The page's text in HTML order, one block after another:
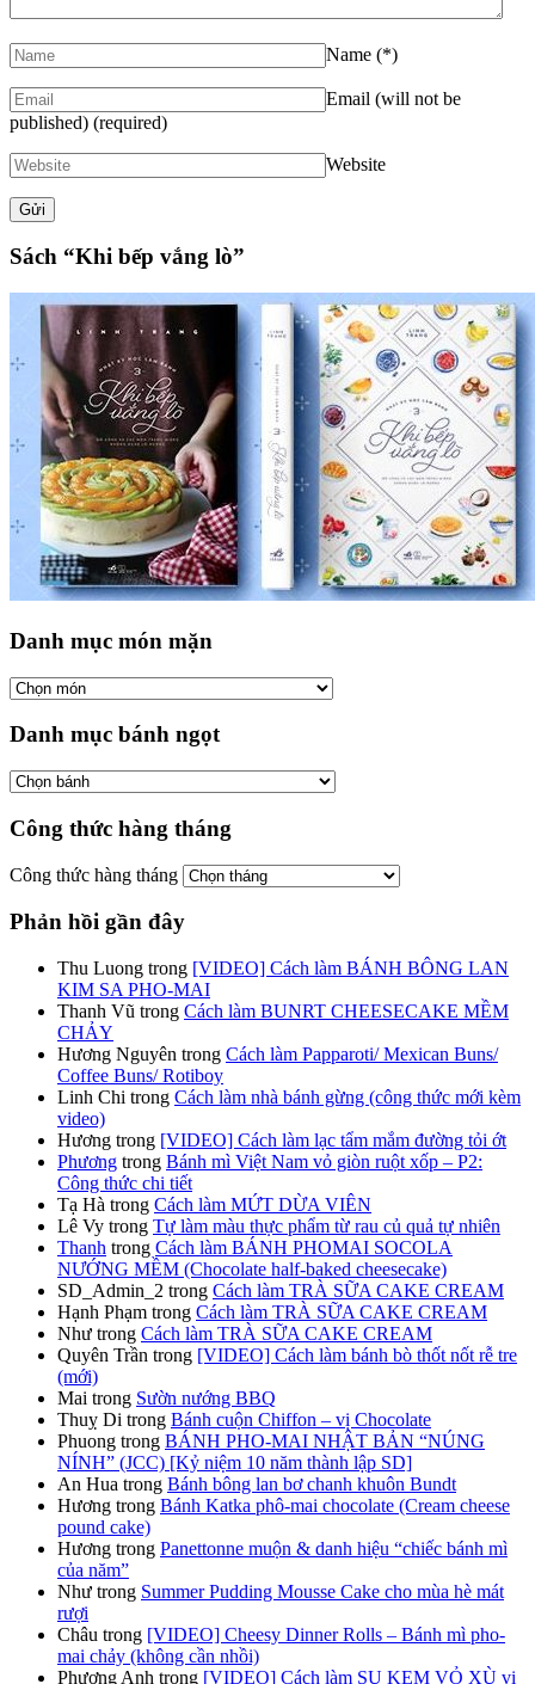
Name (*)
Email (will not be
published) (required)
Website
Sách “Khi bếp vắng lò”
Danh mục món mặn
Danh mục bánh ngọt
Công thức hàng tháng
Công thức hàng tháng
Phản hồi gần đây
Thu Luong trong [VIDEO] Cách làm BÁNH BÔNG LAN
KIM SA PHO-MAI
Thanh Vũ trong Cách làm BUNRT CHEESECAKE MỀM
CHẢY
Hương Nguyên trong Cách làm Papparoti/ Mexican Buns/
Coffee Buns/ Rotiboy
Linh Chi trong Cách làm nhà bánh gừng (công thức mới kèm
video)
Hương trong [VIDEO] Cách làm lạc tẩm mắm đường tỏi ớt
Phương trong Bánh mì Việt Nam vỏ giòn ruột xốp – P2:
Công thức chi tiết
Tạ Hà trong Cách làm MỨT DỪA VIÊN
Lê Vy trong Tự làm màu thực phẩm từ rau củ quả tự nhiên
Thanh trong Cách làm BÁNH PHOMAI SOCOLA
NƯỚNG MỀM (Chocolate half-baked cheesecake)
SD_Admin_2 trong Cách làm TRÀ SỮA CAKE CREAM
Hạnh Phạm trong Cách làm TRÀ SỮA CAKE CREAM
Như trong Cách làm TRÀ SỮA CAKE CREAM
Quyên Trần trong [VIDEO] Cách làm bánh bò thốt nốt rễ tre
(mới)
Mai trong Sườn nướng BBQ
Thuỵ Di trong Bánh cuộn Chiffon – vị Chocolate
Phuong trong BÁNH PHO-MAI NHẬT BẢN “NÚNG
NÍNH” (JCC) [Kỷ niệm 10 năm thành lập SD]
An Hua trong Bánh bông lan bơ chanh khuôn Bundt
Hương trong Bánh Katka phô-mai chocolate (Cream cheese
pound cake)
Hương trong Panettonne muộn & danh hiệu “chiếc bánh mì
của năm”
Như trong Summer Pudding Mousse Cake cho mùa hè mát
rượi
Châu trong [VIDEO] Cheesy Dinner Rolls – Bánh mì pho-
mai chảy (không cần nhồi)
Phương Anh trong [VIDEO] Cách làm SU KEM VỎ XÙ vị